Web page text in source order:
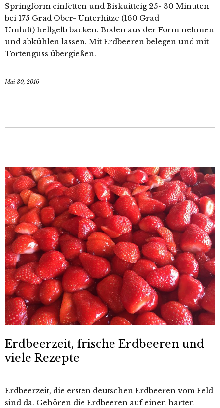
Springform einfetten und Biskuitteig 25- 30 Minuten
bei 175 Grad Ober- Unterhitze (160 Grad
Umluft) hellgelb backen. Boden aus der Form nehmen
und abkühlen lassen. Mit Erdbeeren belegen und mit
Tortenguss übergießen.
Mai 30, 2016
Erdbeerzeit, frische Erdbeeren und
viele Rezepte
Erdbeerzeit, die ersten deutschen Erdbeeren vom Feld
sind da. Gehören die Erdbeeren auf einen harten